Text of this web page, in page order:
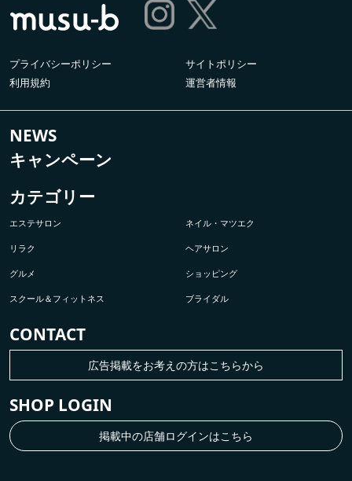
プライバシーポリシー
サイトポリシー
利用規約
運営者情報
NEWS
キャンペーン
カテゴリー
エステサロン ネイル・マツエク
リラク ヘアサロン
グルメ ショッピング
スクール＆フィットネス ブライダル
SHOP LOGIN
掲載中の店舗ログインはこちら
CONTACT
広告掲載をお考えの方はこちらから